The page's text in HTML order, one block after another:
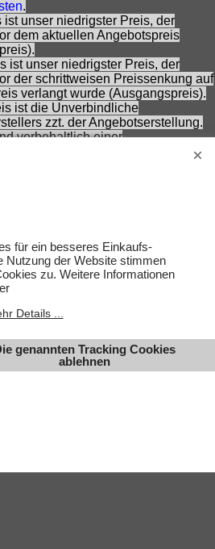
.
unser niedrigster Preis, der
dem aktuellen Angebotspreis
ist unser niedrigster Preis, der
der schrittweisen Preissenkung auf
verlangt wurde (Ausgangspreis).
ist die Unverbindliche
zzt. der Angebotserstellung.
vorbehaltlich einer
Eingetragene
sind Eigentum des jeweiligen
für ein besseres Einkaufs-
Nutzung der Website stimmen
zu. Weitere Informationen
Details ...
genannten Tracking Cookies
ablehnen